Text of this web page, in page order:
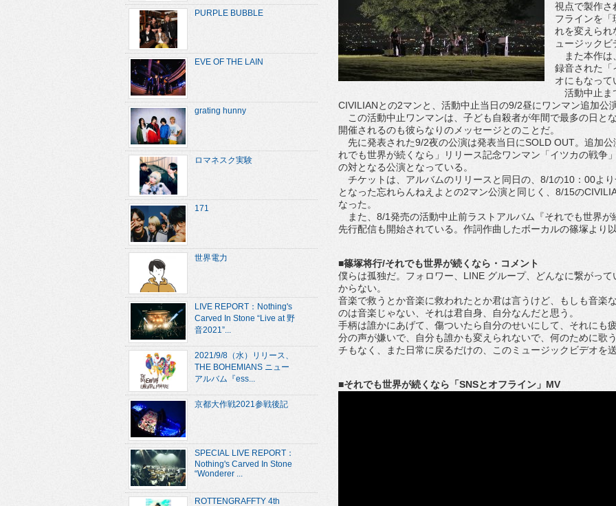
視点で製作さ
フラインを
れを変えられ
ュージックビ
また本作は
録音された「
オにもなって
活動中止ま
CIVILIANとの2マンと、活動中止当日の9/2昼にワンマン追加公
この活動中止ワンマンは、子ども自殺者が年間で最多の日と
開催されるのも彼らなりのメッセージとのことだ。
先に発表された9/2夜の公演は発表当日にSOLD OUT。追加
れでも世界が続くなら」リリース記念ワンマン「イツカの戦争
の対となる公演となっている。
チケットは、アルバムのリリースと同日の、8/1の10：00よ
となった忘れらんねえよとの2マン公演と同じく、8/15の
なった。
また、8/1発売の活動中止前ラストアルバム『それでも世界
先行配信も開始されている。作詞作曲したボーカルの篠塚より
■篠塚将行/それでも世界が続くなら・コメント
僕らは孤独だ。フォロワー、LINE グループ、どんなに繋がっ
からない。
音楽で救うとか音楽に救われたとか君は言うけど、もしも音楽
のは音楽じゃない、それは君自身、自分なんだと思う。
手柄は誰かにあげて、傷ついたら自分のせいにして、それにも
分の声が嫌いで、自分も誰かも変えられないで、何のために歌
チもなく、また日常に戻るだけの、このミュージックビデオを
■それでも世界が続くなら「SNSとオフライン」MV
PURPLE BUBBLE
EVE OF THE LAIN
grating hunny
ロマネスク実験
171
世界電力
LIVE REPORT：Nothing's
Carved In Stone “Live at 野
音2021”...
2021/9/8（水）リリース、
THE BOHEMIANS ニュー
アルバム『ess...
京都大作戦2021参戦後記
SPECIAL LIVE REPORT：
Nothing's Carved In Stone
“Wonderer ...
ROTTENGRAFFTY 4th